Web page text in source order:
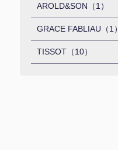
AROLD&SON（1）
GRACE FABLIAU（1）
TISSOT（10）